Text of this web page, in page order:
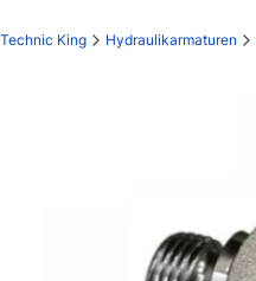
Technic King Hydraulikarmaturen